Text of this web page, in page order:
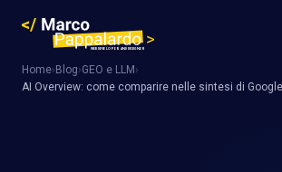
Home› Blog›GEO e LLM ›
AI Overview: come comparire nelle sintesi di Google